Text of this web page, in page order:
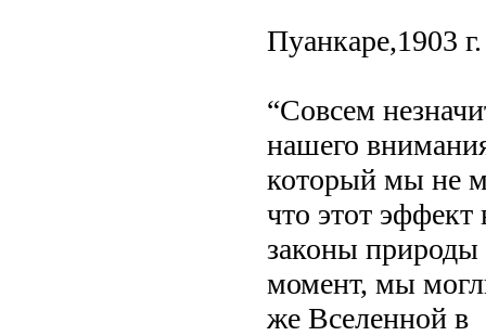
Пуанкаре,1903 г.
“Совсем
нашего
который мы не
что этот
законы
момент, мы
же Вселенной в